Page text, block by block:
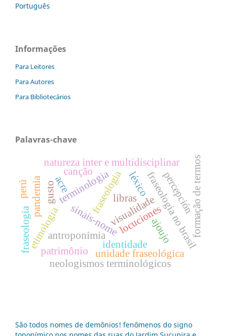
Português
Informações
Para Leitores
Para Autores
Para Bibliotecários
Palavras-chave
antroponímia
sinais-nome
libras
visualidade
identidade
fraseologia
unidade fraseológica
fraseologia no brasil
natureza inter e multidisciplinar
neologismos terminológicos
formação de termos
etimologia
terminologia percepción
fraseología locuciones
gusto
pandemia
ajoujo
léxico
patrimônio
acre
perú
canção
São todos nomes de demônios! fenômenos do signo